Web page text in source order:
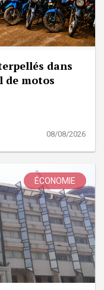
dans
de motos
08/08/2026
ÉCONOMIE